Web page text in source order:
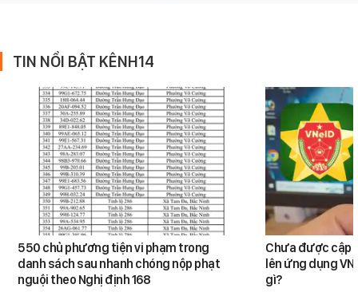
TIN NỔI BẬT KÊNH14
550 chủ phương tiện vi phạm trong
danh sách sau nhanh chóng nộp phạt
nguội theo Nghị định 168
Chưa được cập
lên ứng dụng
gì?